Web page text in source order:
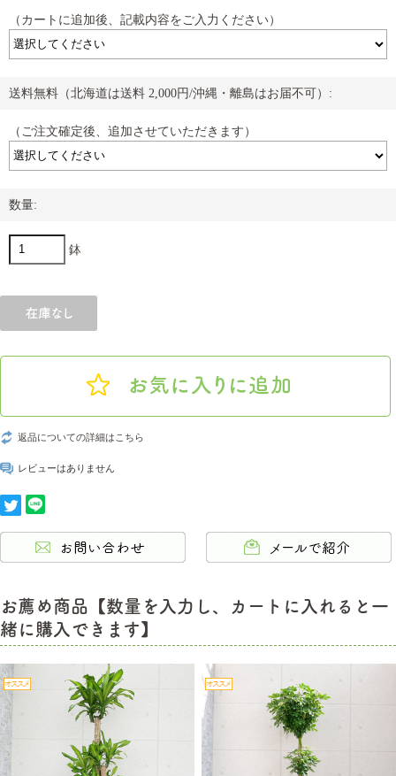
（カートに追加後、記載内容をご入力ください）
送料無料（北海道は送料 2,000円/沖縄・離島はお届不可）:
（ご注文確定後、追加させていただきます）
数量:
鉢
返品についての詳細はこちら
レビューはありません
お薦め商品【数量を入力し、カートに入れると一
緒に購入できます】